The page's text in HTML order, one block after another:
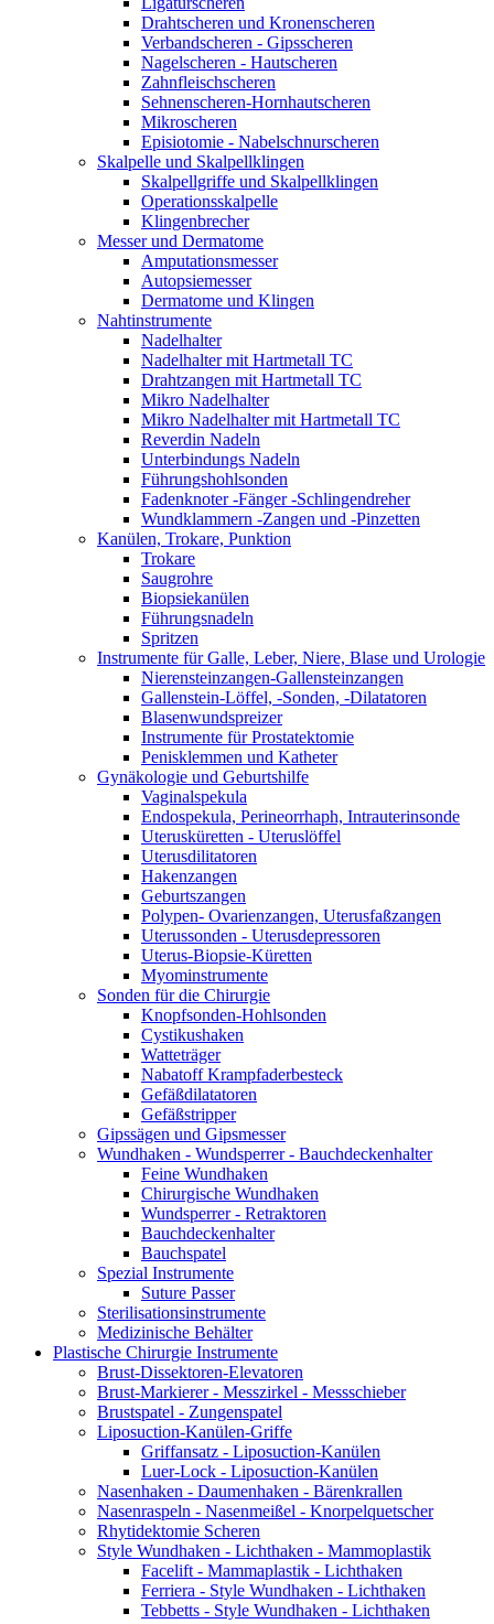
Drahtscheren und Kronenscheren
Verbandscheren - Gipsscheren
Nagelscheren - Hautscheren
Zahnfleischscheren
Sehnenscheren-Hornhautscheren
Mikroscheren
Episiotomie - Nabelschnurscheren
Skalpelle und Skalpellklingen
Skalpellgriffe und Skalpellklingen
Operationsskalpelle
Klingenbrecher
Messer und Dermatome
Amputationsmesser
Autopsiemesser
Dermatome und Klingen
Nahtinstrumente
Nadelhalter
Nadelhalter mit Hartmetall TC
Drahtzangen mit Hartmetall TC
Mikro Nadelhalter
Mikro Nadelhalter mit Hartmetall TC
Reverdin Nadeln
Unterbindungs Nadeln
Führungshohlsonden
Fadenknoter -Fänger -Schlingendreher
Wundklammern -Zangen und -Pinzetten
Kanülen, Trokare, Punktion
Trokare
Saugrohre
Biopsiekanülen
Führungsnadeln
Spritzen
Instrumente für Galle, Leber, Niere, Blase und Urologie
Nierensteinzangen-Gallensteinzangen
Gallenstein-Löffel, -Sonden, -Dilatatoren
Blasenwundspreizer
Instrumente für Prostatektomie
Penisklemmen und Katheter
Gynäkologie und Geburtshilfe
Vaginalspekula
Endospekula, Perineorrhaph, Intrauterinsonde
Uterusküretten - Uteruslöffel
Uterusdilitatoren
Hakenzangen
Geburtszangen
Polypen- Ovarienzangen, Uterusfaßzangen
Uterussonden - Uterusdepressoren
Uterus-Biopsie-Küretten
Myominstrumente
Sonden für die Chirurgie
Knopfsonden-Hohlsonden
Cystikushaken
Watteträger
Nabatoff Krampfaderbesteck
Gefäßdilatatoren
Gefäßstripper
Gipssägen und Gipsmesser
Wundhaken - Wundsperrer - Bauchdeckenhalter
Feine Wundhaken
Chirurgische Wundhaken
Wundsperrer - Retraktoren
Bauchdeckenhalter
Bauchspatel
Spezial Instrumente
Suture Passer
Sterilisationsinstrumente
Medizinische Behälter
Plastische Chirurgie Instrumente
Brust-Dissektoren-Elevatoren
Brust-Markierer - Messzirkel - Messschieber
Brustspatel - Zungenspatel
Liposuction-Kanülen-Griffe
Griffansatz - Liposuction-Kanülen
Luer-Lock - Liposuction-Kanülen
Nasenhaken - Daumenhaken - Bärenkrallen
Nasenraspeln - Nasenmeißel - Knorpelquetscher
Rhytidektomie Scheren
Style Wundhaken - Lichthaken - Mammoplastik
Facelift - Mammaplastik - Lichthaken
Ferriera - Style Wundhaken - Lichthaken
Tebbetts - Style Wundhaken - Lichthaken